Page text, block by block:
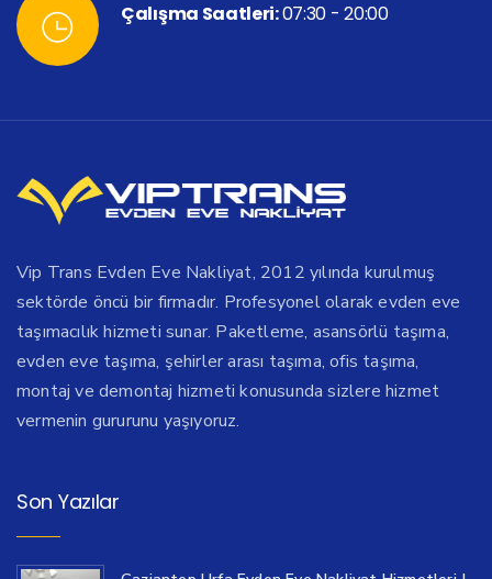
Çalışma Saatleri:07:30 - 20:00
Vip Trans Evden Eve Nakliyat, 2012 yılında kurulmuş
sektörde öncü bir firmadır. Profesyonel olarak evden eve
taşımacılık hizmeti sunar. Paketleme, asansörlü taşıma,
evden eve taşıma, şehirler arası taşıma, ofis taşıma,
montaj ve demontaj hizmeti konusunda sizlere hizmet
vermenin gururunu yaşıyoruz.
Son Yazılar